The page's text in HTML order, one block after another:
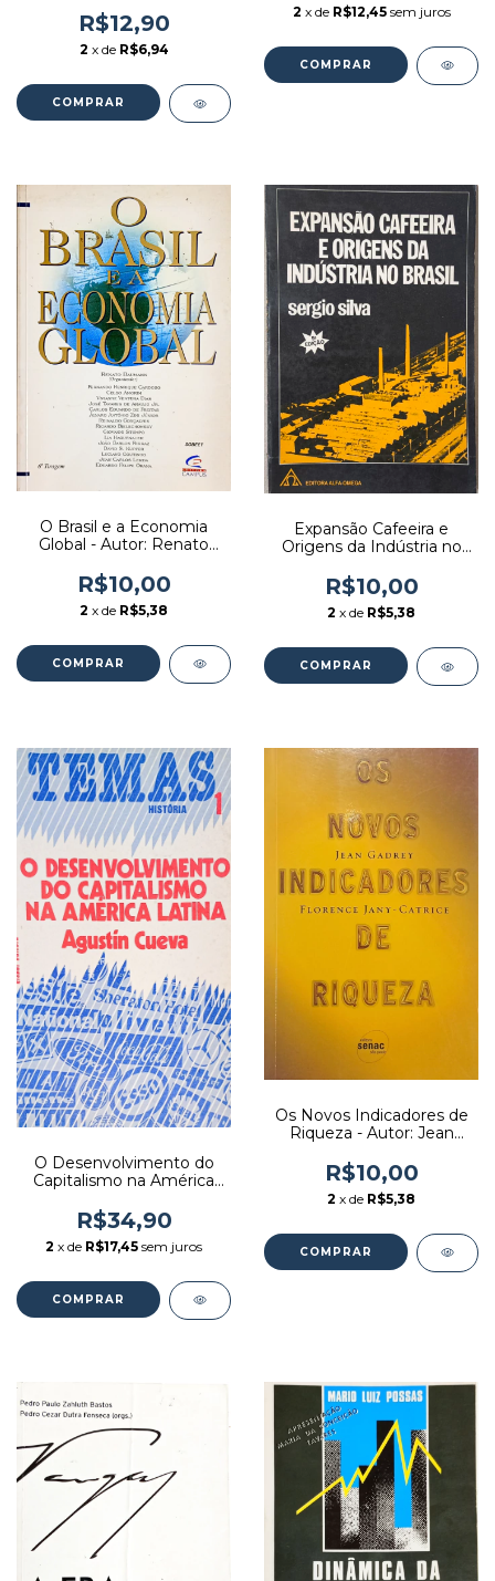
R$12,90
2 x de R$6,94
2 x de R$12,45 sem juros
O Brasil e a Economia
Global - Autor: Renato
[usado]
R$10,00
2 x de R$5,38
Expansão Cafeeira e
Origens da Indústria no
(1981) [usado]
R$10,00
2 x de R$5,38
O Desenvolvimento do
Capitalismo na América
Cueva (1983) [usado]
R$34,90
2 x de R$17,45 sem juros
Os Novos Indicadores de
Riqueza - Autor: Jean
catrice (2006) [usado]
R$10,00
2 x de R$5,38